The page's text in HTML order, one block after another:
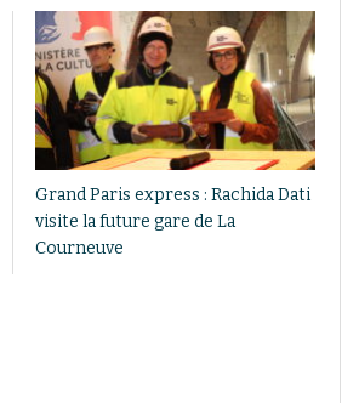
Grand Paris express : Rachida Dati
visite la future gare de La
Courneuve